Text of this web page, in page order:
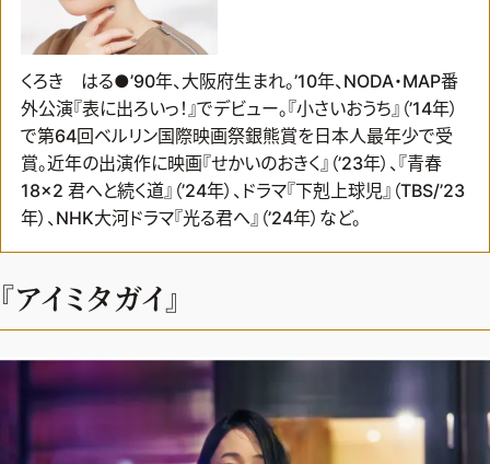
くろき はる●’90年、大阪府生まれ。’10年、NODA・MAP番
外公演『表に出ろいっ！』でデビュー。『小さいおうち』（’14年）
で第64回ベルリン国際映画祭銀熊賞を日本人最年少で受
賞。近年の出演作に映画『せかいのおきく』（’23年）、『青春
18×2 君へと続く道』（’24年）、ドラマ『下剋上球児』（TBS/’23
年）、NHK大河ドラマ『光る君へ』（’24年）など。
『アイミタガイ』